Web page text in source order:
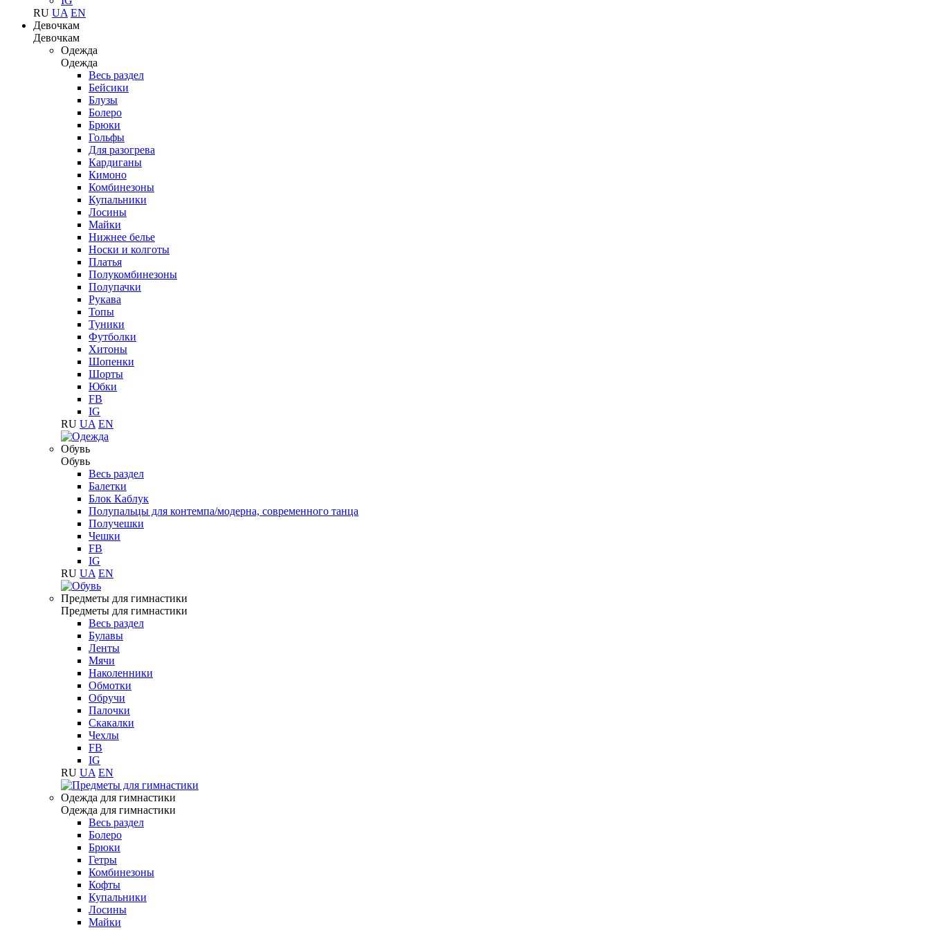
RU UA EN
Девочкам
Девочкам
Одежда
Одежда
Весь раздел
Бейсики
Блузы
Болеро
Брюки
Гольфы
Для разогрева
Кардиганы
Кимоно
Комбинезоны
Купальники
Лосины
Майки
Нижнее белье
Носки и колготы
Платья
Полукомбинезоны
Полупачки
Рукава
Топы
Туники
Футболки
Хитоны
Шопенки
Шорты
Юбки
FB
IG
RU UA EN
Обувь
Обувь
Весь раздел
Балетки
Блок Каблук
Полупальцы для контемпа/модерна, современного танца
Получешки
Чешки
FB
IG
RU UA EN
Предметы для гимнастики
Предметы для гимнастики
Весь раздел
Булавы
Ленты
Мячи
Наколенники
Обмотки
Обручи
Палочки
Скакалки
Чехлы
FB
IG
RU UA EN
Одежда для гимнастики
Одежда для гимнастики
Весь раздел
Болеро
Брюки
Гетры
Комбинезоны
Кофты
Купальники
Лосины
Майки